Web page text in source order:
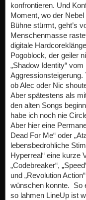
konfrontieren. Und
Moment, wo der
Bühne stürmt, geht’s
Menschenmasse
digitale
Pogoblock, der geiler
„Shadow Identity“
Aggressionsteigerung.
ob Alec oder Nic
Aber spätestens als
den alten Songs
habe ich noch nie
Aber hier eine
Dead For Me“ oder
lebensbedrohliche
Hyperreal“ eine kurze
„Codebreaker“,
und „Revolution
wünschen konnte. So
so lahmen LineUp ist